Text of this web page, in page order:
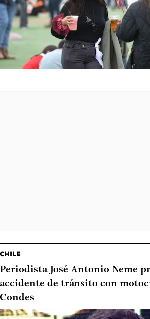
CHILE
Periodista José Antonio Neme
accidente de tránsito con
Condes